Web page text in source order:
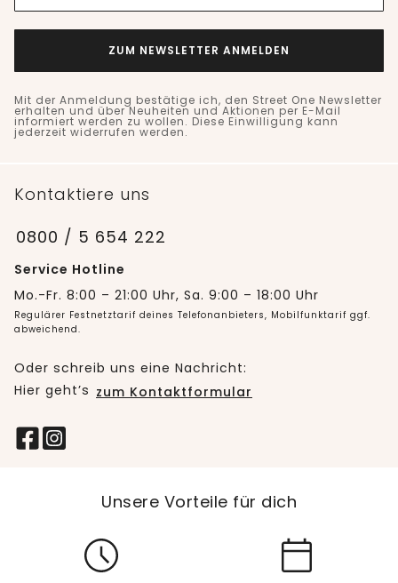
ZUM NEWSLETTER ANMELDEN
Mit der Anmeldung bestätige ich, den Street One Newsletter
erhalten und über Neuheiten und Aktionen per E-Mail
informiert werden zu wollen. Diese Einwilligung kann
jederzeit widerrufen werden.
Kontaktiere uns
0800 / 5 654 222
Service Hotline
Mo.-Fr. 8:00 – 21:00 Uhr, Sa. 9:00 – 18:00 Uhr
Regulärer Festnetztarif deines Telefonanbieters, Mobilfunktarif ggf.
abweichend.
Oder schreib uns eine Nachricht:
Hier geht’s zum Kontaktformular
Unsere Vorteile für dich